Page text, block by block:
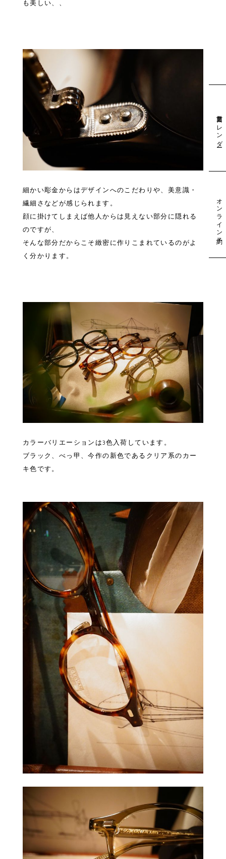
も美しい、、
細かい彫金からはデザインへのこだわりや、美意識・
繊細さなどが感じられます。
顔に掛けてしまえば他人からは見えない部分に隠れる
のですが、
そんな部分だからこそ緻密に作りこまれているのがよ
く分かります。
カラーバリエーションは3色入荷しています。
ブラック、べっ甲、今作の新色であるクリア系のカー
キ色です。
営業日カレンダー
オンライン予約